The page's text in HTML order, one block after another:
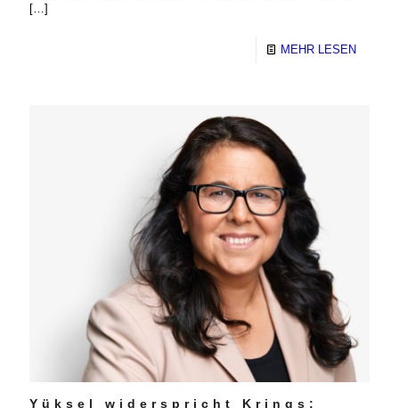
[…]
MEHR LESEN
Yüksel widerspricht Krings: